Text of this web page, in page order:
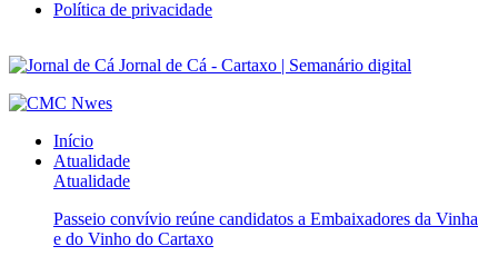
Política de privacidade
Jornal de Cá - Cartaxo | Semanário digital
Início
Atualidade
Atualidade
Passeio convívio reúne candidatos a Embaixadores da Vinha
e do Vinho do Cartaxo